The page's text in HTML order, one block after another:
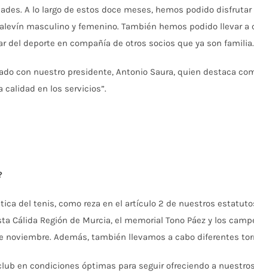
A lo largo de estos doce meses, hemos podido
masculino y femenino. También hemos podido llevar
deporte en compañía de otros socios que ya son familia.
con nuestro presidente, Antonio Saura, quien destaca
en los servicios”.
del tenis, como reza en el artículo 2 de nuestros
Cálida Región de Murcia, el memorial Tono Páez y los
Además, también llevamos a cabo diferentes
en condiciones óptimas para seguir ofreciendo a